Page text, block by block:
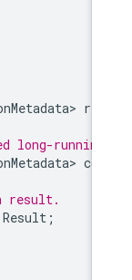
long-running
result.
.Result